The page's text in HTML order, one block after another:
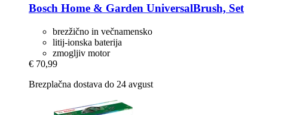
Bosch Home & Garden UniversalBrush, Set
brezžično in večnamensko
litij-ionska baterija
zmogljiv motor
€ 70,99
Brezplačna dostava do 24 avgust